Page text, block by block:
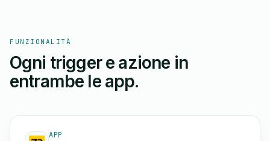
FUNZIONALITÀ
Ogni trigger e azione in
entrambe le app.
APP